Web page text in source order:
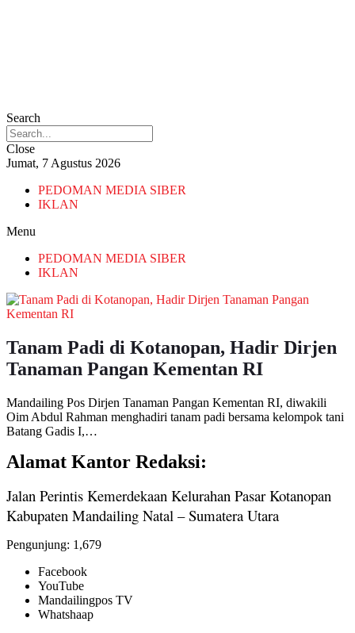
Search
Close
Jumat, 7 Agustus 2026
PEDOMAN MEDIA SIBER
IKLAN
Menu
PEDOMAN MEDIA SIBER
IKLAN
Tanam Padi di Kotanopan, Hadir Dirjen
Tanaman Pangan Kementan RI
Mandailing Pos Dirjen Tanaman Pangan Kementan RI, diwakili
Oim Abdul Rahman menghadiri tanam padi bersama kelompok tani
Batang Gadis I,…
Alamat Kantor Redaksi:
Jalan Perintis Kemerdekaan Kelurahan Pasar Kotanopan
Kabupaten Mandailing Natal – Sumatera Utara
Pengunjung: 1,679
Facebook
YouTube
Mandailingpos TV
Whatshaap